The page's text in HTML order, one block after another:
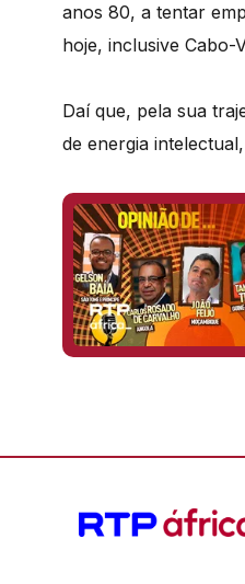
anos 80, a tentar
hoje, inclusive Cabo-
Daí que, pela sua
de energia